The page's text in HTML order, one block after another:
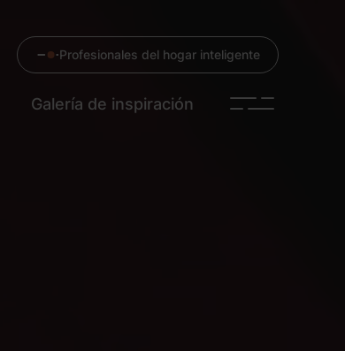
Profesionales del hogar inteligente
Galería de inspiración